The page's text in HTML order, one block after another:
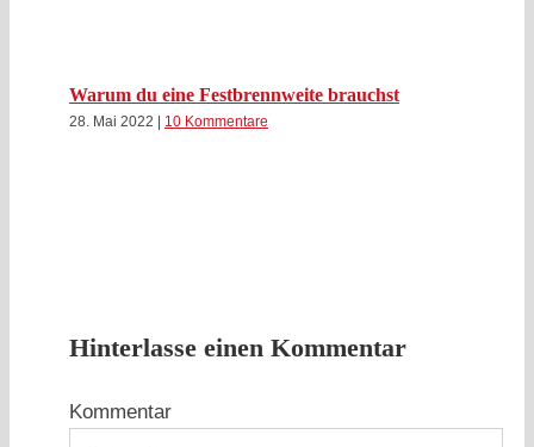
Warum du eine Festbrennweite brauchst
28. Mai 2022 | 10 Kommentare
Hinterlasse einen Kommentar
Kommentar